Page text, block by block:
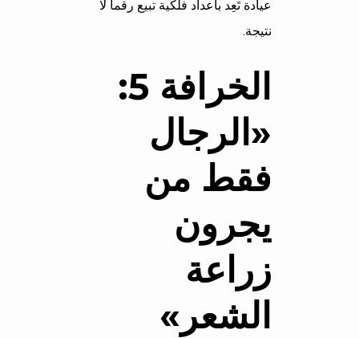
عيادة تَعِد بأعداد فلكية تبيع رقماً لا
نتيجة.
الخرافة 5:
«الرجال
فقط من
يجرون
زراعة
الشعر»